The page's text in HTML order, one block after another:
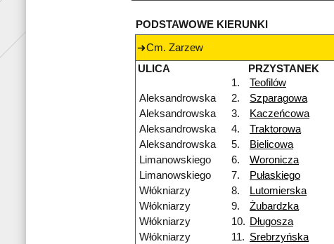
PODSTAWOWE KIERUNKI
Cm. Zarzew
ULICA
PRZYSTANEK
1.
Teofilów
Aleksandrowska
2. Szparagowa
Aleksandrowska
3. Kaczeńcowa
Aleksandrowska
4. Traktorowa
Aleksandrowska
5. Bielicowa
Limanowskiego
6. Woronicza
Limanowskiego
7. Pułaskiego
Włókniarzy
8. Lutomierska
Włókniarzy
9. Żubardzka
Włókniarzy
10. Długosza
Włókniarzy
11. Srebrzyńska